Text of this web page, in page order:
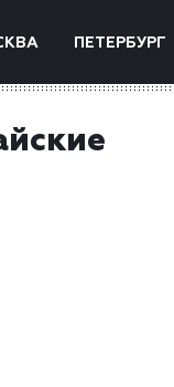
ПЕТЕРБУРГ